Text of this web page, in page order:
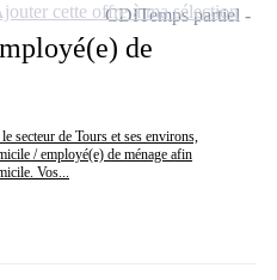
de
secteur de Tours et ses environs,
/ employé(e) de ménage afin
Vos...
CDITemps partiel
cette offre à ma sélection